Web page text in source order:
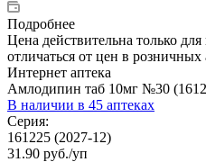
Подробнее
Цена действительна только
отличаться от цен в розничных
Интернет аптека
Амлодипин таб 10мг №30
В наличии в 45 аптеках
Серия:
161225 (2027-12)
31.90 руб./уп